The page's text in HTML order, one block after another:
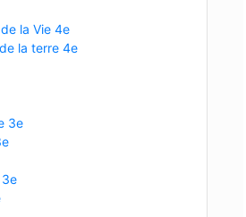
la Vie 4e
la terre 4e
3e
3e